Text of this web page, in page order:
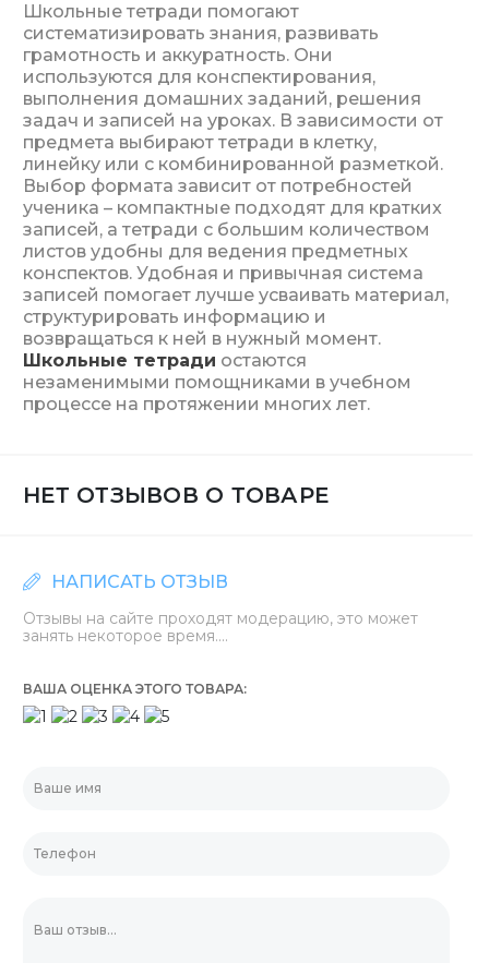
Школьные тетради помогают
систематизировать знания, развивать
грамотность и аккуратность. Они
используются для конспектирования,
выполнения домашних заданий, решения
задач и записей на уроках. В зависимости от
предмета выбирают тетради в клетку,
линейку или с комбинированной разметкой.
Выбор формата зависит от потребностей
ученика – компактные подходят для кратких
записей, а тетради с большим количеством
листов удобны для ведения предметных
конспектов. Удобная и привычная система
записей помогает лучше усваивать материал,
структурировать информацию и
возвращаться к ней в нужный момент.
Школьные тетради остаются
незаменимыми помощниками в учебном
процессе на протяжении многих лет.
НЕТ ОТЗЫВОВ О ТОВАРЕ
НАПИСАТЬ ОТЗЫВ
Отзывы на сайте проходят модерацию, это может
занять некоторое время....
ВАША ОЦЕНКА ЭТОГО ТОВАРА